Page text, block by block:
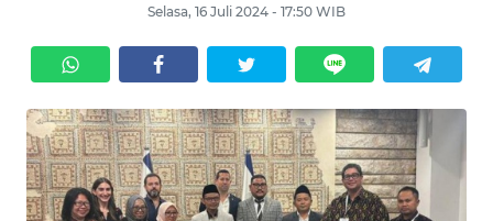
Selasa, 16 Juli 2024 - 17:50 WIB
KRIMINAL
EKUIN
SAINS-TEKNO